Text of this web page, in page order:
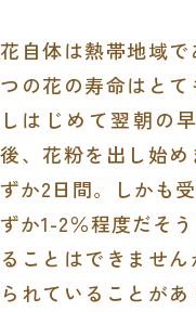
花自体は熱帯地域
つの花の寿命はと
しはじめて翌朝の
後、花粉を出し始
ずか2日間。しかも
ずか1-2％程度だそ
ることはできませ
られていることが